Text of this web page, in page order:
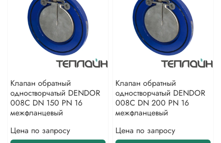
Клапан обратный
одностворчатый DENDOR
008С DN 150 PN 16
межфланцевый
Цена по запросу
Клапан обратный
одностворчатый DENDOR
008С DN 200 PN 16
межфланцевый
Цена по запросу